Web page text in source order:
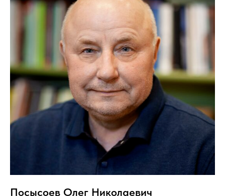
Посысоев Олег Николаевич